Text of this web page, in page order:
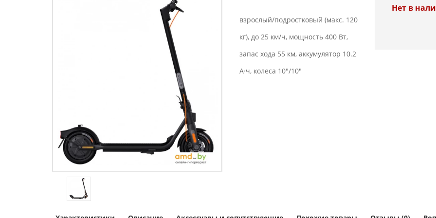
взрослый/подростковый (макс. 120
кг), до 25 км/ч, мощность 400 Вт,
запас хода 55 км, аккумулятор 10.2
А·ч, колеса 10"/10"
Нет в